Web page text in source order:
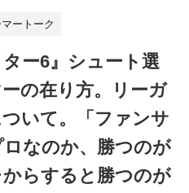
ートーク
ー6』シュート選
の在り方。リーガ
いて。「ファンサ
なのか、勝つのが
らすると勝つのが